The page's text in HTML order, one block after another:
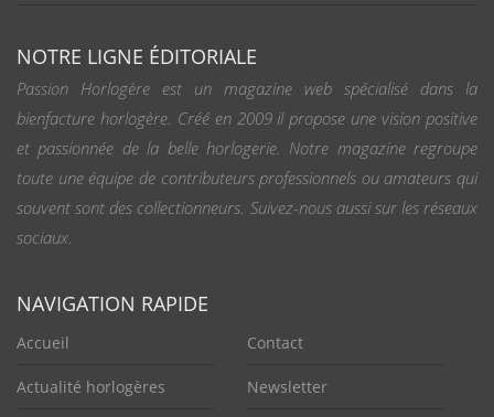
NOTRE LIGNE ÉDITORIALE
Passion Horlogère est un magazine web spécialisé dans la
bienfacture horlogère. Créé en 2009 il propose une vision positive
et passionnée de la belle horlogerie. Notre magazine regroupe
toute une équipe de contributeurs professionnels ou amateurs qui
souvent sont des collectionneurs. Suivez-nous aussi sur les réseaux
sociaux.
NAVIGATION RAPIDE
Accueil
Actualité horlogères
Contact
Newsletter